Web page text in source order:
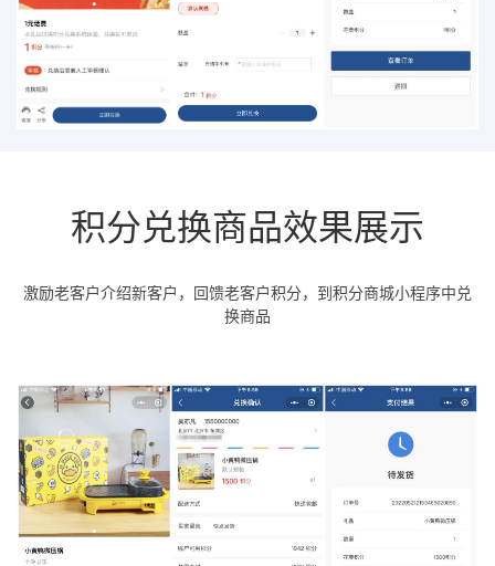
积分兑换商品效果展示
激励老客户介绍新客户，回馈老客户积分，到积分商城小程序中兑
换商品